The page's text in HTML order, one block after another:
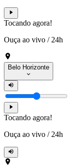
Tocando agora!
Ouça ao vivo / 24h
Belo Horizonte
Tocando agora!
Ouça ao vivo / 24h